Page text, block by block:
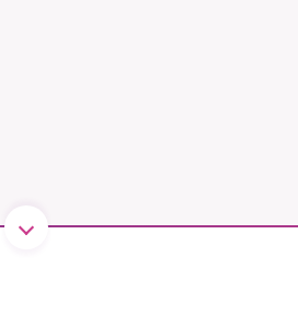
Nu vill vi utveckla vårt arbete –